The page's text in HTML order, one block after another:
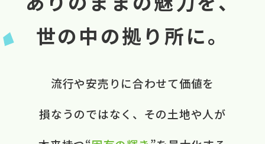
世の中の拠り所に。
流行や​安売りに​合わせて​価値を​
損なうのではなく、​ ​その​土地や​人が​